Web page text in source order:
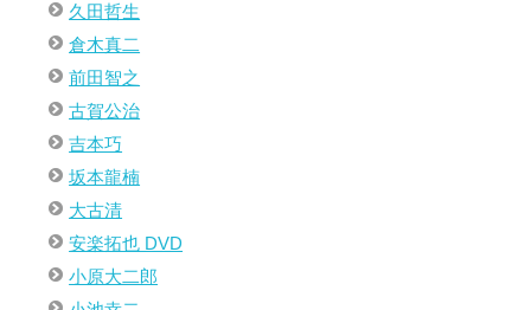
久田哲生
倉木真二
前田智之
古賀公治
吉本巧
坂本龍楠
大古清
安楽拓也 DVD
小原大二郎